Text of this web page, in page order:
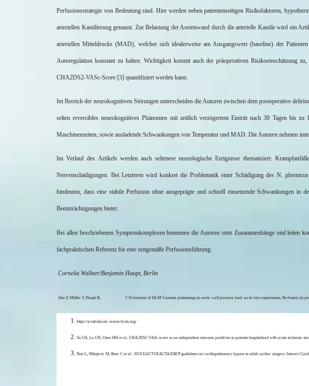
Perfusionsstrategie von Bedeutung sind. Hier werden neben patientenseitigen Risikofaktoren,
arteriellen Kanülierunggenannt. Zur Belastung der Aortenwand durch die arterielle Kanüle wird ein
arteriellen Mitteldrucks (MAD), welcher sich idealerweise am Ausgangswert (baseline) der
Autoregulation konstant zu halten. Wichtigkeit kommt auch der präoperativen Risikoeinschätzung
CHA2DS2-VASc-Score [3] quantifiziert werden kann.
Im Bereich der neurokognitiven Störungen unterscheiden die Autoren zwischen dem postoperative
selten reversibles neurokognitives Phänomen mit zeitlich verzögertem Eintritt nach 30 Tagen bis
Maschinenzeiten, sowie ausladende Schwankungen von Temperatur und MAD. Die Autoren nehmen
Im Verlauf des Artikels werden auch seltenere neurologische Ereignisse thematisiert:
Nervenschädigungen. Bei Letzteren wird konkret die Problematik einer Schädigung des N.
hindeuten, dass eine stabile Perfusion ohne ausgeprägte und schnell einsetzende Schwankungen
Beeinträchtigungen bietet.
Bei allen beschriebenen Symptomkomplexen benennen die Autoren stets Zusammenhänge und
fachpraktischen Referenz für eine zeitgemäße Perfusionsführung.
Cornelia Wallner/Benjamin Haupt, Berlin
Abe F, Müller T, Haupt B, J: Evaluation of HLM-Cannula positioning on aortic wall pressure load: an in vitro experiment, Perfusion (in
https://acsdriskcalc.research.sts.org/
Su CH, Lo CH, Chen HH et al.: CHA2DS2-VASc score as an independent outcome predictor in patients hospitalized with acute ischemic
Puis L, Milojevic M, Boer C et al.: 2019 EACTS/EACTA/EBCP guidelines on cardiopulmonary bypass in adult cardiac surgery. Interact